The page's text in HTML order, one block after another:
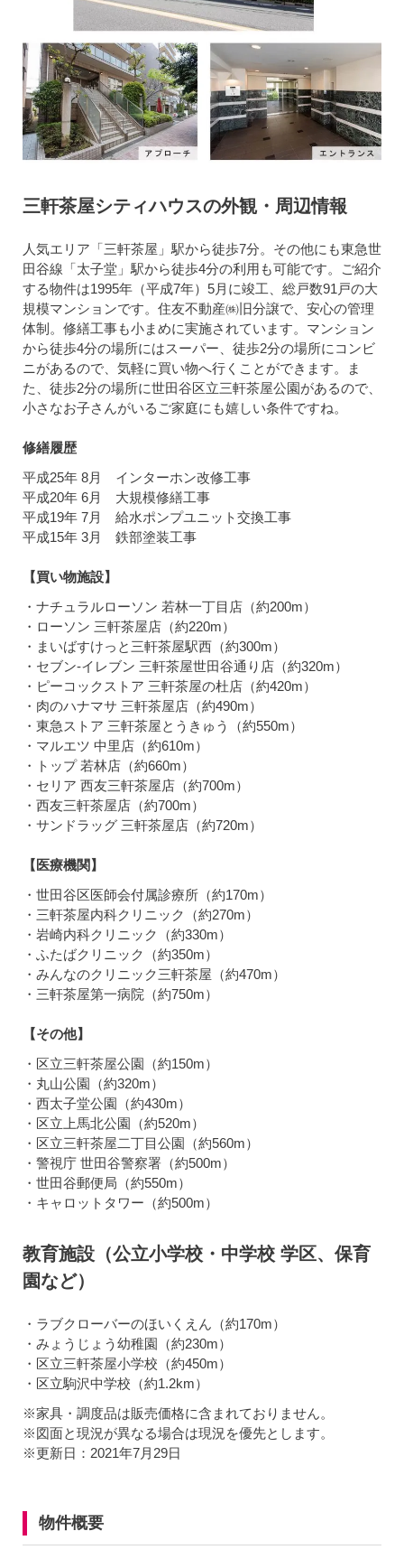
三軒茶屋シティハウスの外観・周辺情報
人気エリア「三軒茶屋」駅から徒歩7分。その他にも東急世
田谷線「太子堂」駅から徒歩4分の利用も可能です。ご紹介
する物件は1995年（平成7年）5月に竣工、総戸数91戸の大
規模マンションです。住友不動産㈱旧分譲で、安心の管理
体制。修繕工事も小まめに実施されています。マンション
から徒歩4分の場所にはスーパー、徒歩2分の場所にコンビ
ニがあるので、気軽に買い物へ行くことができます。ま
た、徒歩2分の場所に世田谷区立三軒茶屋公園があるので、
小さなお子さんがいるご家庭にも嬉しい条件ですね。
修繕履歴
平成25年 8月 インターホン改修工事
平成20年 6月 大規模修繕工事
平成19年 7月 給水ポンプユニット交換工事
平成15年 3月 鉄部塗装工事
【買い物施設】
・ナチュラルローソン 若林一丁目店（約200m）
・ローソン 三軒茶屋店（約220m）
・まいばすけっと三軒茶屋駅西（約300m）
・セブン-イレブン 三軒茶屋世田谷通り店（約320m）
・ピーコックストア 三軒茶屋の杜店（約420m）
・肉のハナマサ 三軒茶屋店（約490m）
・東急ストア 三軒茶屋とうきゅう（約550m）
・マルエツ 中里店（約610m）
・トップ 若林店（約660m）
・セリア 西友三軒茶屋店（約700m）
・西友三軒茶屋店（約700m）
・サンドラッグ 三軒茶屋店（約720m）
【医療機関】
・世田谷区医師会付属診療所（約170m）
・三軒茶屋内科クリニック（約270m）
・岩崎内科クリニック（約330m）
・ふたばクリニック（約350m）
・みんなのクリニック三軒茶屋（約470m）
・三軒茶屋第一病院（約750m）
【その他】
・区立三軒茶屋公園（約150m）
・丸山公園（約320m）
・西太子堂公園（約430m）
・区立上馬北公園（約520m）
・区立三軒茶屋二丁目公園（約560m）
・警視庁 世田谷警察署（約500m）
・世田谷郵便局（約550m）
・キャロットタワー（約500m）
教育施設（公立小学校・中学校 学区、保育
園など）
・ラブクローバーのほいくえん（約170m）
・みょうじょう幼稚園（約230m）
・区立三軒茶屋小学校（約450m）
・区立駒沢中学校（約1.2km）
※家具・調度品は販売価格に含まれておりません。
※図面と現況が異なる場合は現況を優先とします。
※更新日：2021年7月29日
物件概要